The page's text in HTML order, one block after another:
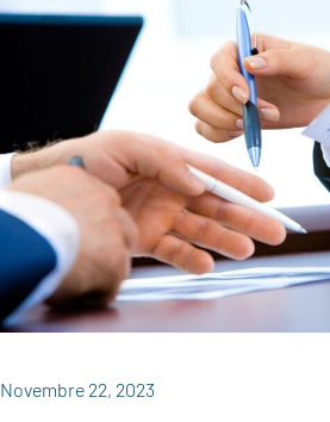
Novembre 22, 2023